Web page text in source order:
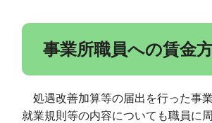
事業所職員への賃金
処遇改善加算等の届出を行った事
就業規則等の内容についても職員に